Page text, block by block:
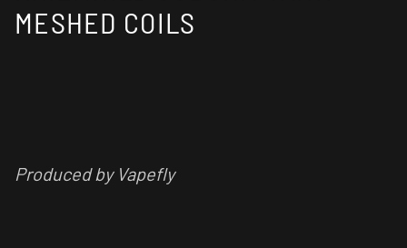
MESHED COILS
Produced by Vapefly